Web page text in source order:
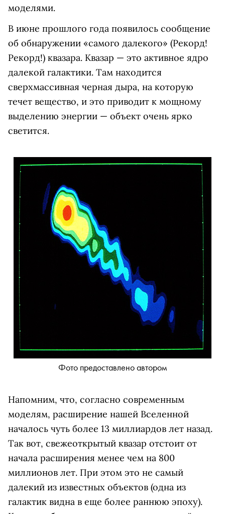
моделями.
В июне прошлого года появилось сообщение
об обнаружении «самого далекого» (Рекорд!
Рекорд!) квазара. Квазар — это активное ядро
далекой галактики. Там находится
сверхмассивная черная дыра, на которую
течет вещество, и это приводит к мощному
выделению энергии — объект очень ярко
светится.
Фото предоставлено автором
Напомним, что, согласно современным
моделям, расширение нашей Вселенной
началось чуть более 13 миллиардов лет назад.
Так вот, свежеоткрытый квазар отстоит от
начала расширения менее чем на 800
миллионов лет. При этом это не самый
далекий из известных объектов (одна из
галактик видна в еще более раннюю эпоху).